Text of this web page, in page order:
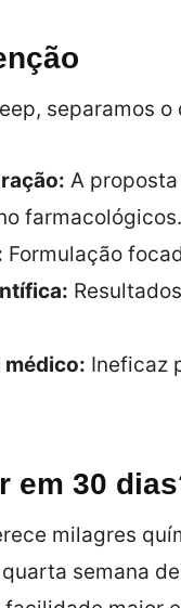
separamos
A proposta
farmacológicos.
Formulação
Ineficaz
em 30
milagres
semana